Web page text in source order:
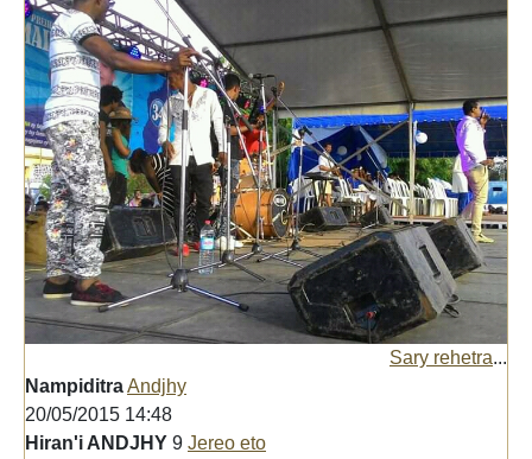
Sary rehetra...
NampiditraAndjhy
20/05/2015 14:48
Hiran'i ANDJHY 9 Jereo eto